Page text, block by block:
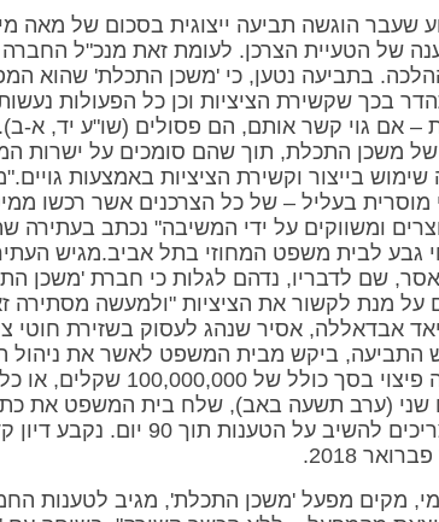
שעבר הוגשה תביעה ייצוגית בסכום של מאה
של הטעיית הצרכן. לעומת זאת מנכ"ל החברה
בתביעה נטען, כי 'משכן התכלת' שהוא
בכך שקשירת הציציות וכן כל הפעולות
– אם גוי קשר אותם, הם פסולים (שו"ע יד, א-ב).
של משכן התכלת, תוך שהם סומכים על ישרות
בייצור וקשירת הציציות באמצעות
מוסרית בעליל – של כל הצרכנים אשר רכשו
ומשווקים על ידי המשיבה" נכתב בעתירה
גבע לבית משפט המחוזי בתל אביב.מגיש
שם לדבריו, נדהם לגלות כי חברת 'משכן
על מנת לקשור את הציציות "ולמעשה מסתירה
אבדאללה, אסיר שנהג לעסוק בשזירת חוטי
התביעה, ביקש מבית המשפט לאשר את ניהול
חברי הקבוצה פיצוי בסך
שני (ערב תשעה באב), שלח בית המשפט את
כאשר אלה צריכים להשיב על
2018.
מקים מפעל 'משכן התכלת', מגיב לטענות